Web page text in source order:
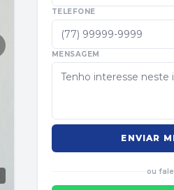
TELEFONE
MENSAGEM
ENVIAR
ou